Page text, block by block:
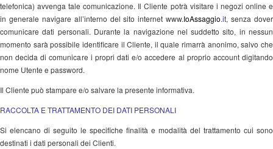
telefonica) avvenga tale comunicazione. Il Cliente potrà visitare i negozi online e
in generale navigare all’interno del sito internet www.IoAssaggio.it, senza dover
comunicare dati personali. Durante la navigazione nel suddetto sito, in nessun
momento sarà possibile identificare il Cliente, il quale rimarrà anonimo, salvo che
non decida di comunicare i propri dati e/o accedere al proprio account digitando
nome Utente e password.
Il Cliente può stampare e/o salvare la presente informativa.
RACCOLTA E TRATTAMENTO DEI DATI PERSONALI
Si elencano di seguito le specifiche finalità e modalità del trattamento cui sono
destinati i dati personali dei Clienti.